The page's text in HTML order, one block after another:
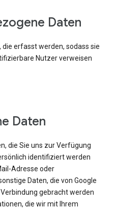
Daten
erfasst werden, sodass sie
Nutzer verweisen
Daten
die Sie uns zur Verfügung
identifiziert werden
Adresse oder
Daten, die von Google
gebracht werden
die wir mit Ihrem